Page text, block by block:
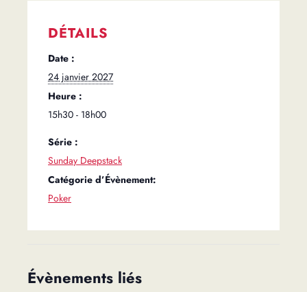
DÉTAILS
Date :
24 janvier 2027
Heure :
15h30 - 18h00
Série :
Sunday Deepstack
Catégorie d’Évènement:
Poker
Évènements liés